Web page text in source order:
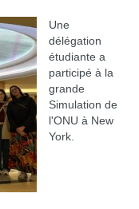
Une
délégation
étudiante a
participé à la
grande
Simulation de
l'ONU à New
York.